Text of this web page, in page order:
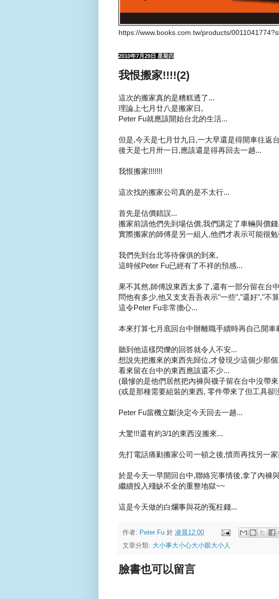
https://www.books.com.tw/products/
2010年7月29日 星期四
我恨搬家!!!!(2)
這次的搬家真的是糟糕透了...
理論上七月廿八是搬家日,
Peter Fu就應該開始台北的生活...
但是,今天是七月廿九日,一大早還是得開車往返
後天是七月卅一日,應該還是得再回去一趟...
我恨搬家!!!!!!!
這次找的搬家公司真的是不太行...
首先是估價錯誤...
搬家前請他們先到場估價,我們講定了車輛與價錢
實際搬家的師傅是另一組人,他們才表示可能很勉
我們先到台北等待傢俱的到來,
這時候Peter Fu已經有了不祥的預感...
果不其然,師傅說東西太多了,還有一部分留在台
問他有多少,他又支支吾吾表示"一些","還好","不
這令Peter Fu非常擔心...
本來打算七月底回台中辦離職手續時再自己開車
聽到他這樣閃爍的回答就令人不安...
想說先把搬來的東西先歸位,才發現少這個少那個
看來留在台中的東西應該還不少...
(最慘的是他們居然把內褲與襪子留在台中沒帶
(或是那種需要組裝的東西, 零件帶來了但工具卻
Peter Fu當機立斷決定今天回去一趟...
大驚!!!還有約3/1的東西沒搬來...
先打電話痛勦搬家公司一頓之後,憤而再找另一
於是今天一早開回台中,聯絡完事情後,拿了內褲
繼續投入殘缺不全的重整地獄~~
這是今天做的白爛事與花的冤枉錢...
作者: Peter Fu 於 凌晨12:00
文章分類: 大小事大小心大小眼大小人
臉書也可以留言